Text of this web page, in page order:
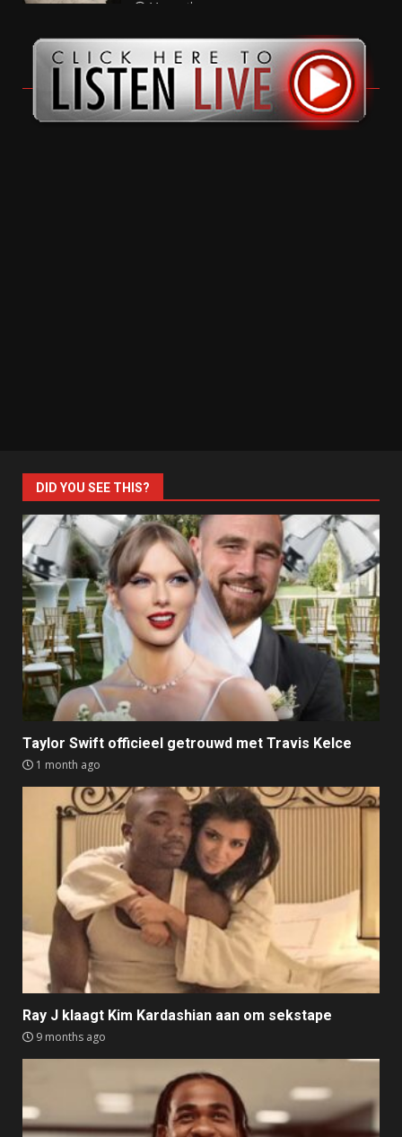
11 months ago
DID YOU SEE THIS?
Taylor Swift officieel getrouwd met Travis Kelce
1 month ago
Ray J klaagt Kim Kardashian aan om sekstape
9 months ago